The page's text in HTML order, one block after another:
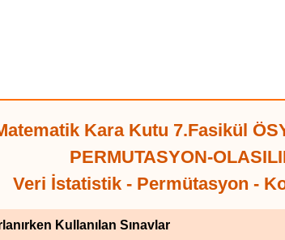
Kara Kutu 7.Fasikül
PERMUTASYON-
Veri İstatistik - Permütasyon -
Kullanılan Sınavlar